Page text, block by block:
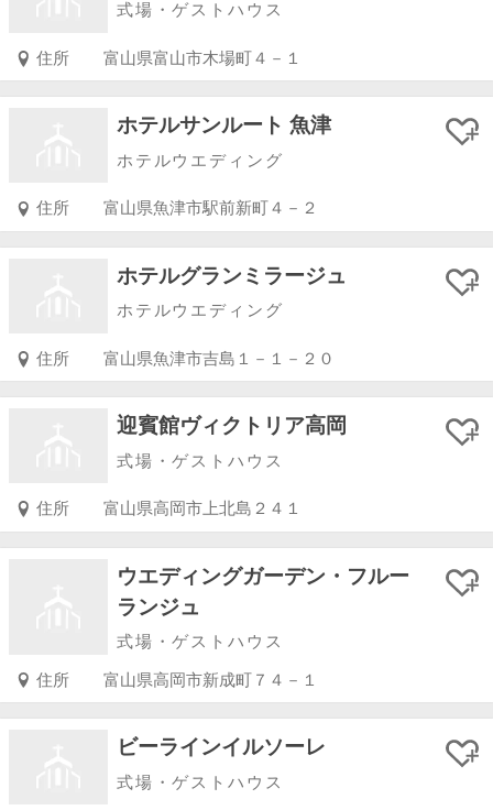
式場・ゲストハウス
住所 富山県富山市木場町４－１
ホテルサンルート 魚津
ホテルウエディング
住所 富山県魚津市駅前新町４－２
ホテルグランミラージュ
ホテルウエディング
住所 富山県魚津市吉島１－１－２０
迎賓館ヴィクトリア高岡
式場・ゲストハウス
住所 富山県高岡市上北島２４１
ウエディングガーデン・フルー
ランジュ
式場・ゲストハウス
住所 富山県高岡市新成町７４－１
ビーラインイルソーレ
式場・ゲストハウス